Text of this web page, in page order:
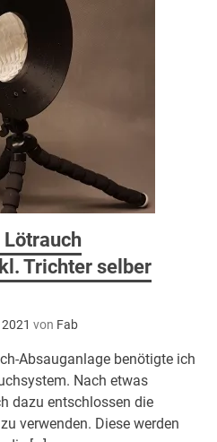
Lötrauch
Trichter selber
von Fab
Absauganlage benötigte ich
Nach etwas
dazu entschlossen die
verwenden. Diese werden